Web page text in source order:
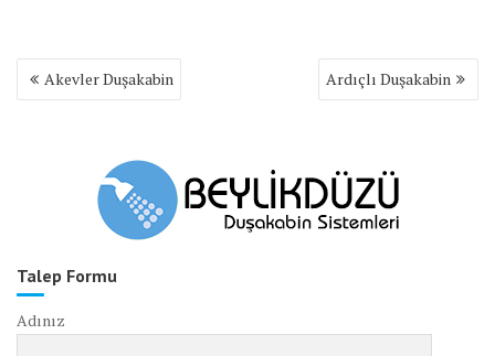
Yazı
gezinmesi
Akevler Duşakabin Ardıçlı Duşakabin
Talep Formu
Adınız